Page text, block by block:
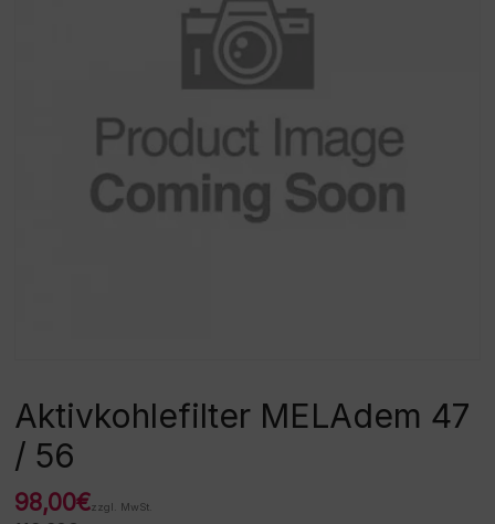
Aktivkohlefilter MELAdem 47
/ 56
98,00€zzgl. MwSt.